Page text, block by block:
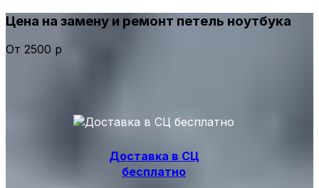
Цена на замену и ремонт петель ноутбука
От 2500 р
Доставка в СЦ
бесплатно